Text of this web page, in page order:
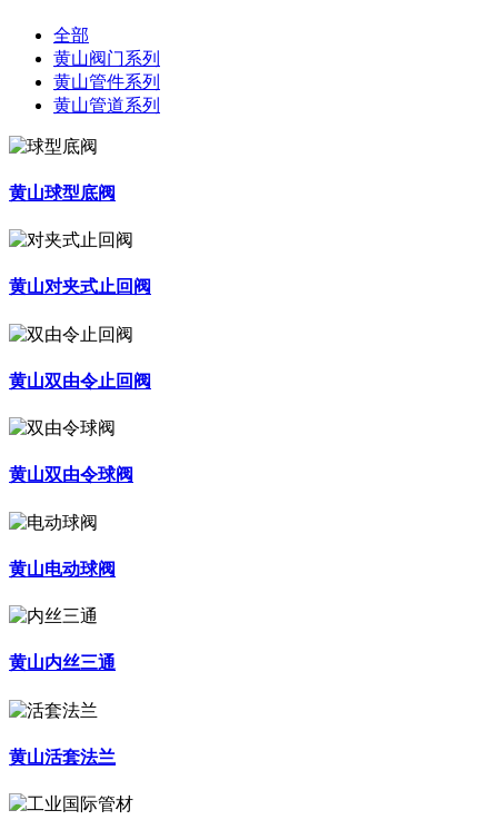
全部
黄山阀门系列
黄山管件系列
黄山管道系列
黄山球型底阀
黄山对夹式止回阀
黄山双由令止回阀
黄山双由令球阀
黄山电动球阀
黄山内丝三通
黄山活套法兰